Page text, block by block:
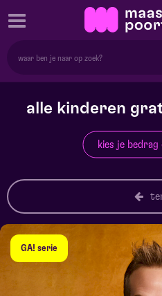
alle kinderen
kies je bedrag
GA! serie